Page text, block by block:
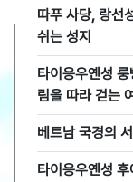
따푸 사당, 랑선
쉬는 성지
타이응우옌성
림을 따라 걷는
베트남 국경의
타이응우옌성